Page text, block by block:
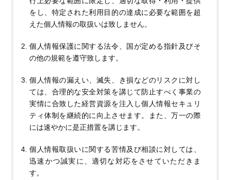
をし、特定された利用目的の達成に必要な範囲を超
えた個人情報の取扱いは致しません。
個人情報保護に関する法令、国が定める指針及びそ
の他の規範を遵守致します。
個人情報の漏えい、滅失、き損などのリスクに対し
ては、合理的な安全対策を講じて防止すべく事業の
実情に合致した経営資源を注入し個人情報セキュリ
ティ体制を継続的に向上させます。また、万一の際
には速やかに是正措置を講じます。
個人情報取扱いに関する苦情及び相談に対しては、
迅速かつ誠実に、適切な対応をさせていただきま
す。